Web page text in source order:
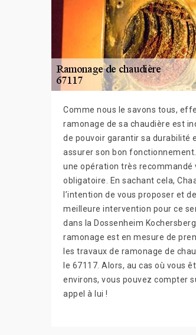
Comme nous le savons tous,
ramonage de sa chaudière est
de pouvoir garantir sa durabilité
assurer son bon fonctionnement.
une opération très recommandé
obligatoire. En sachant cela,
l’intention de vous proposer et
meilleure intervention pour ce
dans la Dossenheim
ramonage est en mesure de
les travaux de ramonage de
le 67117. Alors, au cas où vous
environs, vous pouvez compter
appel à lui !